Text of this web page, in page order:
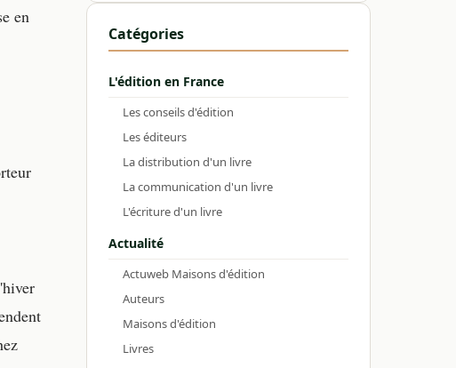
en
Catégories
L'édition en France
Les conseils d'édition
Les éditeurs
La distribution d'un livre
La communication d'un livre
L'écriture d'un livre
Actualité
Actuweb Maisons d'édition
Auteurs
Maisons d'édition
Livres